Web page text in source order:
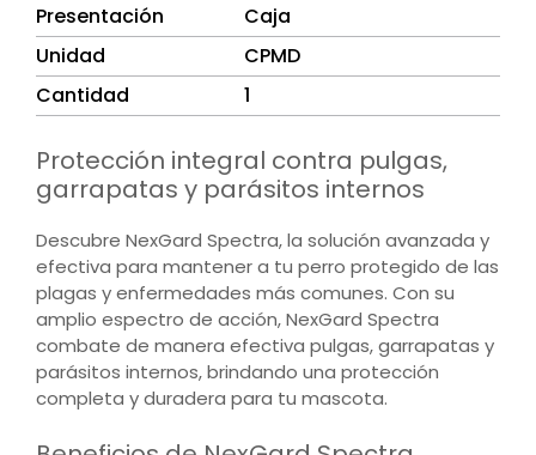
Presentación
Caja
Unidad
CPMD
Cantidad
1
Protección integral contra pulgas,
garrapatas y parásitos internos
Descubre NexGard Spectra, la solución avanzada y
efectiva para mantener a tu perro protegido de las
plagas y enfermedades más comunes. Con su
amplio espectro de acción, NexGard Spectra
combate de manera efectiva pulgas, garrapatas y
parásitos internos, brindando una protección
completa y duradera para tu mascota.